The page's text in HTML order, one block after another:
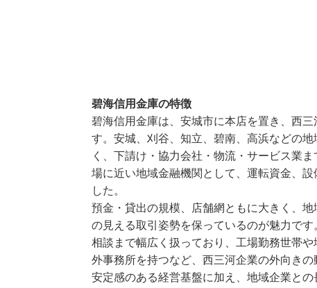
碧海信用金庫の特徴
碧海信用金庫は、安城市に本店を置き、西
す。安城、刈谷、知立、碧南、高浜などの
く、下請け・協力会社・物流・サービス業
場に近い地域金融機関として、運転資金、
した。
預金・貸出の規模、店舗網ともに大きく、
の見える取引姿勢を保っているのが魅力で
相談まで幅広く扱っており、工場勤務世帯
外事務所を持つなど、西三河企業の外向きの
安定感のある経営基盤に加え、地域企業と